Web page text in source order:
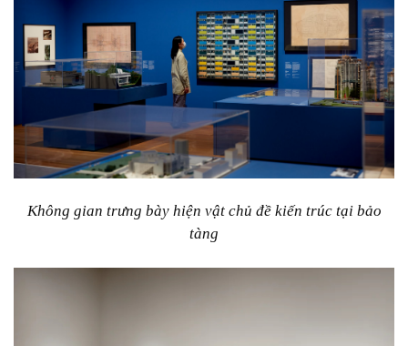
Không gian trưng bày hiện vật chủ đề kiến trúc tại bảo
tàng